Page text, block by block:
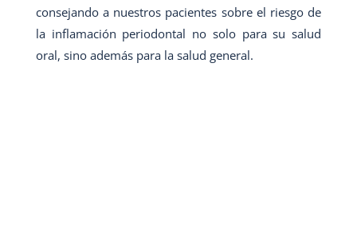
consejando a nuestros pacientes sobre el riesgo de
la inflamación periodontal no solo para su salud
oral, sino además para la salud general.